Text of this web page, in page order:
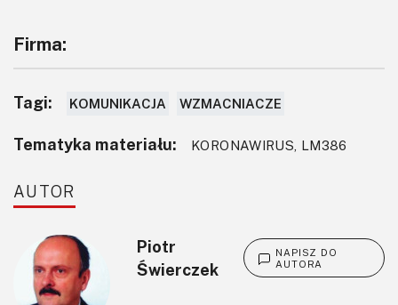
Firma:
Tagi: KOMUNIKACJA WZMACNIACZE
Tematyka materiału: KORONAWIRUS, LM386
AUTOR
Piotr
Świerczek
NAPISZ DO
AUTORA